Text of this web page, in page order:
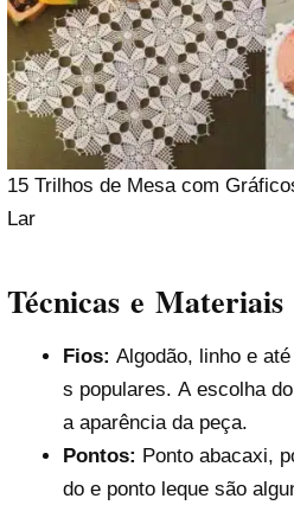
15 Trilhos de Mesa com
Lar
Técnicas e Materiais
Fios: Algodão, linho e
s populares. A escolha
a aparência da peça.
Pontos: Ponto abacaxi,
do e ponto leque são